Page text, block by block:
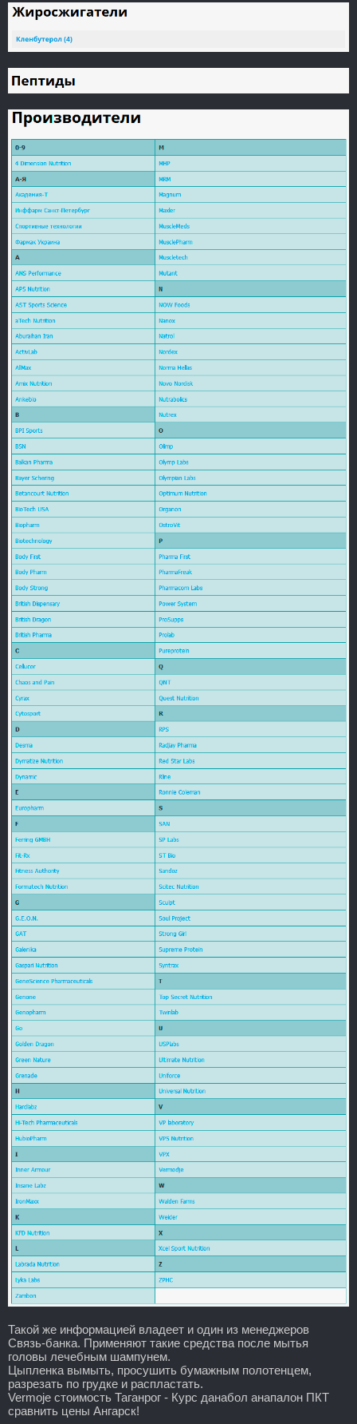
Такой же информацией владеет и один из менеджеров
Связь-банка. Применяют такие средства после мытья
головы лечебным шампунем.
Цыпленка вымыть, просушить бумажным полотенцем,
разрезать по грудке и распластать.
Vermoje стоимость Таганрог - Курс данабол анапалон ПКТ
сравнить цены Ангарск!